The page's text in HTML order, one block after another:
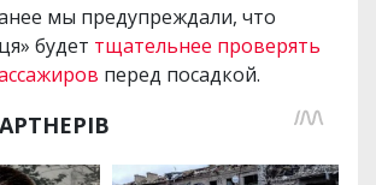
мы предупреждали, что
будет тщательнее проверять
перед посадкой.